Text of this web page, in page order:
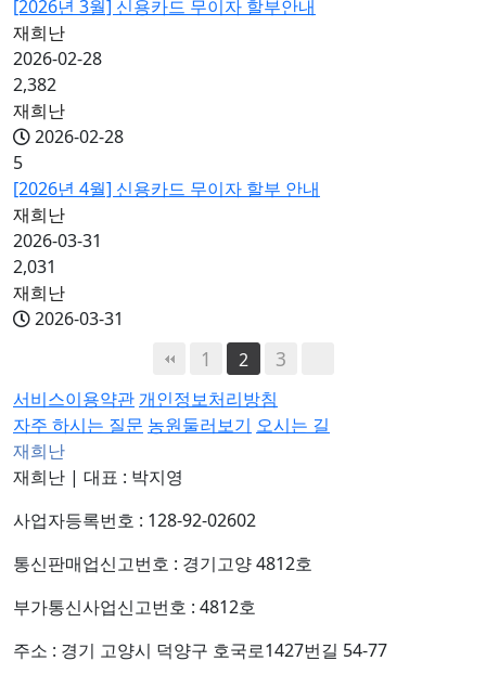
[2026년 3월] 신용카드 무이자 할부안내
재희난
2026-02-28
2,382
재희난
2026-02-28
5
[2026년 4월] 신용카드 무이자 할부 안내
재희난
2026-03-31
2,031
재희난
2026-03-31
1 2 3
서비스이용약관 개인정보처리방침
자주 하시는 질문 농원둘러보기 오시는 길
재희난
재희난 | 대표 : 박지영
사업자등록번호 : 128-92-02602
통신판매업신고번호 : 경기고양 4812호
부가통신사업신고번호 : 4812호
주소 : 경기 고양시 덕양구 호국로1427번길 54-77